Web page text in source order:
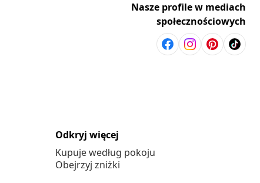
Nasze profile w mediach
społecznościowych
Odkryj więcej
Kupuje według pokoju
Obejrzyj zniżki